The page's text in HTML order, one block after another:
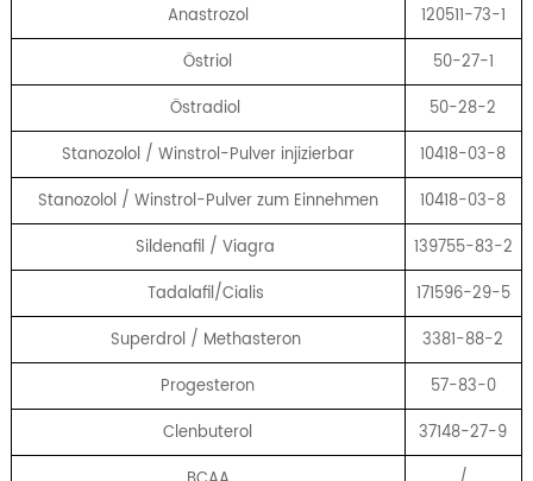
Anastrozol
120511-73-1
Östriol
50-27-1
Östradiol
50-28-2
Stanozolol / Winstrol-Pulver injizierbar
10418-03-8
Stanozolol / Winstrol-Pulver zum Einnehmen
10418-03-8
Sildenafil / Viagra
139755-83-2
Tadalafil/Cialis
171596-29-5
Superdrol / Methasteron
3381-88-2
Progesteron
57-83-0
Clenbuterol
37148-27-9